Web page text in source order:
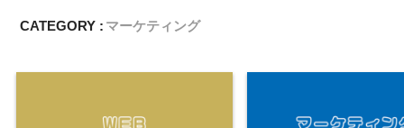
CATEGORY : マーケティング